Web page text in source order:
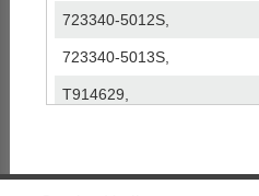
723340-5012S,
723340-5013S,
T914629,